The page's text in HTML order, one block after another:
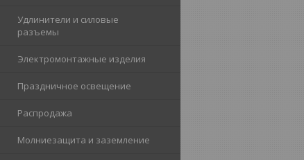
Удлинители и силовые
разъемы
Электромонтажные изделия
Праздничное освещение
Распродажа
Молниезащита и заземление